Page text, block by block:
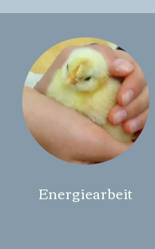
Energiearbeit